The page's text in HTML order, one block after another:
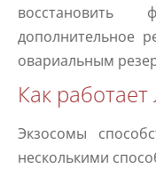
восстановить
дополнительное
овариальным
Как
Экзосомы
несколькими